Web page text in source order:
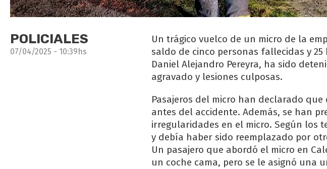
POLICIALES
07/04/2025 - 10:39hs
Un trágico vuelco de un micro de la
saldo de cinco personas fallecidas y
Daniel Alejandro Pereyra, ha sido
agravado y lesiones culposas.
Pasajeros del micro han declarado
antes del accidente. Además, se han
irregularidades en el micro. Según los
y debía haber sido reemplazado por
Un pasajero que abordó el micro en
un coche cama, pero se le asignó una